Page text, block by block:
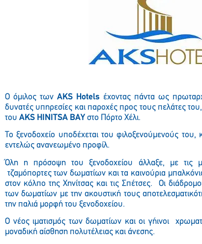
Ο όμιλος των AKS Hotels έχοντας πάντα ως
δυνατές υπηρεσίες και παροχές προς τους πελάτες
του AKS HINITSA BAY στο Πόρτο Χέλι.
Το ξενοδοχείο υποδέχεται του φιλοξενούμενούς
εντελώς ανανεωμένο προφίλ.
Όλη η πρόσοψη του ξενοδοχείου άλλαξε, με τις
τζαμόπορτες των δωματίων και τα καινούρια
στον κόλπο της Χηνίτσας και τις Σπέτσες. Οι
των δωματίων με την ακουστική τους
την παλιά μορφή του ξενοδοχείου.
Ο νέος ιματισμός των δωματίων και οι γήινοι
μοναδική αίσθηση πολυτέλειας και άνεσης.